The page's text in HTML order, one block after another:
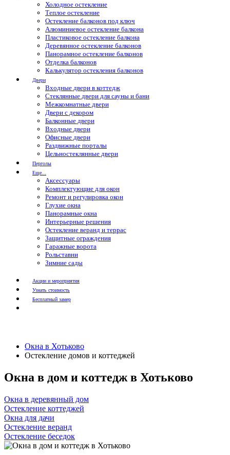
Холодное остекление
Теплое остекление
Остекление балконов под ключ
Алюминиевое остекление балкона
Пластиковое остекление балкона
Деревянное остекление балконов
Панорамное остекление балконов
Отделка балконов
Калькулятор остекления балконов
Двери
Входные двери в коттедж
Стеклянные двери для сауны и бани
Межкомнатные двери
Двери с декором
Балконные двери
Входные двери
Офисные двери
Раздвижные порталы
Цельностеклянные двери
Перголы
Еще...
Аксессуары
Комплектующие для окон
Ремонт и регулировка окон
Глухие окна
Панорамные окна
Интерьерные решения
Остекление веранд и террас
Защитные ограждения
Гаражные ворота
Рольставни
Зимние сады
Акции и мероприятия
Узнать стоимость
Бесплатный замер
Окна в Хотьково
Остекление домов и коттеджей
Окна в дом и коттедж в Хотьково
Окна в деревянный дом
Остекление коттеджей
Окна для дачи
Остекление веранд
Остекление беседок